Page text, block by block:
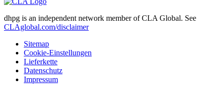
dhpg is an independent network member of CLA Global. See
CLAglobal.com/disclaimer
Sitemap
Cookie-Einstellungen
Lieferkette
Datenschutz
Impressum